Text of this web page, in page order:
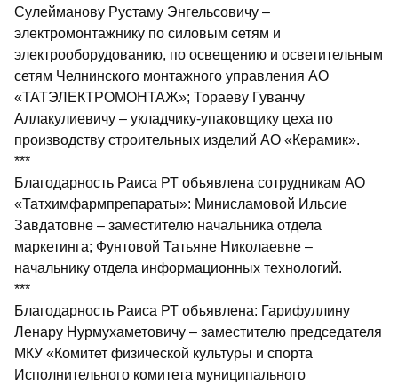
Сулейманову Рустаму Энгельсовичу –
электромонтажнику по силовым сетям и
электрооборудованию, по освещению и осветительным
сетям Челнинского монтажного управления АО
«ТАТЭЛЕКТРОМОНТАЖ»; Тораеву Гуванчу
Аллакулиевичу – укладчику-упаковщику цеха по
производству строительных изделий АО «Керамик».
***
Благодарность Раиса РТ объявлена сотрудникам АО
«Татхимфармпрепараты»: Минисламовой Ильсие
Завдатовне – заместителю начальника отдела
маркетинга; Фунтовой Татьяне Николаевне –
начальнику отдела информационных технологий.
***
Благодарность Раиса РТ объявлена: Гарифуллину
Ленару Нурмухаметовичу – заместителю председателя
МКУ «Комитет физической культуры и спорта
Исполнительного комитета муниципального